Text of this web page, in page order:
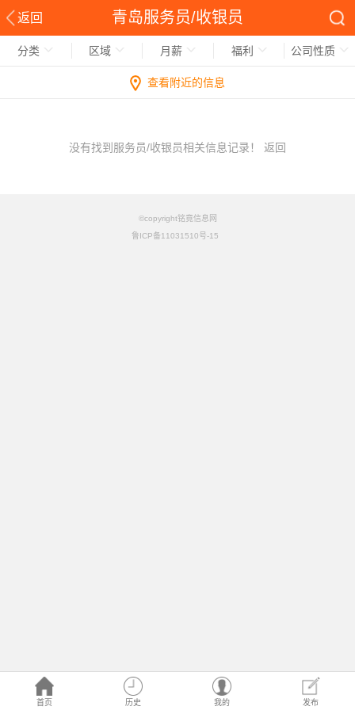
返回 青岛服务员/收银员
首页 历史 我的 发布
分类 区域 月薪 福利 公司性质
查看附近的信息
没有找到服务员/收银员相关信息记录！ 返回
©copyright铭竟信息网
鲁ICP备11031510号-15